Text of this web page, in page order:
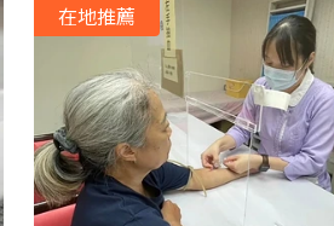
在地推薦